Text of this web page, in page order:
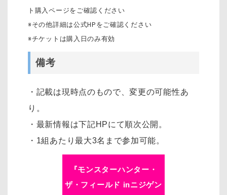
ト購入ページをご確認ください
※その他詳細は公式HPをご確認ください
※チケットは購入日のみ有効
備考
・記載は現時点のもので、変更の可能性あ
り。
・最新情報は下記HPにて順次公開。
・1組あたり最大3名まで参加可能。
『モンスターハンター・
ザ・フィールド inニジゲン